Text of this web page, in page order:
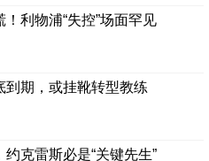
利物浦“失控”场面罕见
到期，或挂靴转型教练
克雷斯必是“关键先生”